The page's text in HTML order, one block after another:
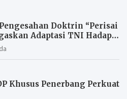
Doktrin “Perisai
Adaptasi TNI Hadapi
Khusus Penerbang Perkuat